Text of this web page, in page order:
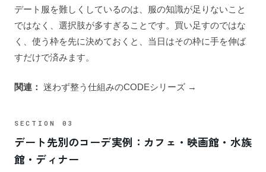
デート服を難しくしているのは、服の知識が足りないこと
ではなく、選択肢が多すぎることです。買い足すのではな
く、使う枠を先に決めておくと、当日はその枠に手を伸ば
すだけで済みます。
関連： 迷わず整う仕組みのCODEシリーズ →
デート先別のコーデ実例：カフェ・映画館・水族
館・ディナー